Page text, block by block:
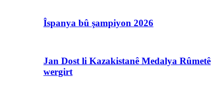
Îspanya bû şampiyon 2026
Jan Dost li Kazakistanê Medalya Rûmetê
wergirt